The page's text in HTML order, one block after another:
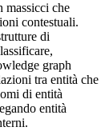
massicci che
contestuali.
di
graph
tra entità che
di entità
entità